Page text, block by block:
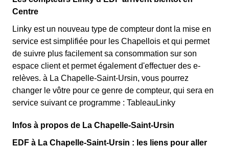
Centre
Linky est un nouveau type de compteur dont la mise en
service est simplifiée pour les Chapellois et qui permet
de suivre plus facilement sa consommation sur son
espace client et permet également d'effectuer des e-
relèves. à La Chapelle-Saint-Ursin, vous pourrez
changer le vôtre pour ce genre de compteur, qui sera en
service suivant ce programme : TableauLinky
Infos à propos de La Chapelle-Saint-Ursin
EDF à La Chapelle-Saint-Ursin : les liens pour aller